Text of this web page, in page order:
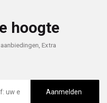
hoogte
Extra
Aanmelden